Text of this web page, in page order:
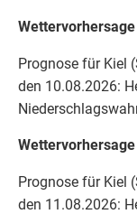
Prognose für Kiel
den 10.08.2026:
Prognose für Kiel
den 11.08.2026: